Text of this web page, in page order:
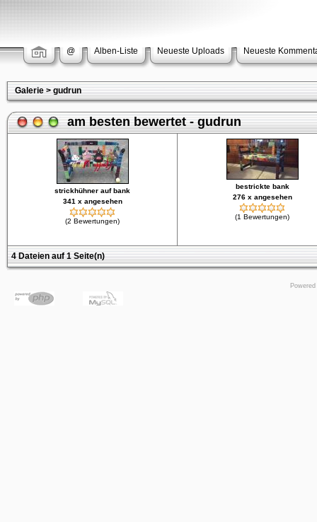
@ Alben-Liste Neueste Uploads Neueste
Galerie>gudrun
am besten bewertet - gudrun
strickhühner auf bank
341 x angesehen
(2 Bewertungen)
bestrickte bank
276 x angesehen
(1 Bewertungen)
4 Dateien auf 1 Seite(n)